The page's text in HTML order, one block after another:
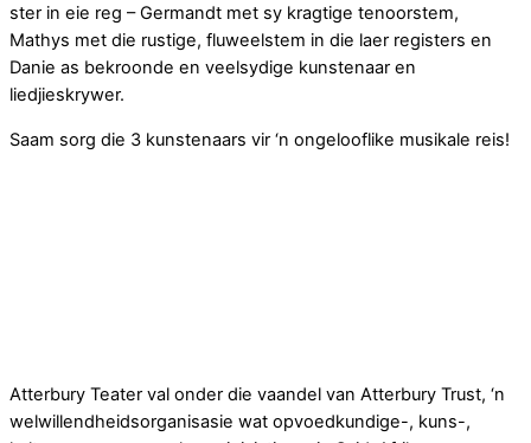
ster in eie reg – Germandt met sy kragtige tenoorstem,
Mathys met die rustige, fluweelstem in die laer registers en
Danie as bekroonde en veelsydige kunstenaar en
liedjieskrywer.
Saam sorg die 3 kunstenaars vir ‘n ongelooflike musikale reis!
Atterbury Teater val onder die vaandel van Atterbury Trust, ‘n
welwillendheidsorganisasie wat opvoedkundige-, kuns-,